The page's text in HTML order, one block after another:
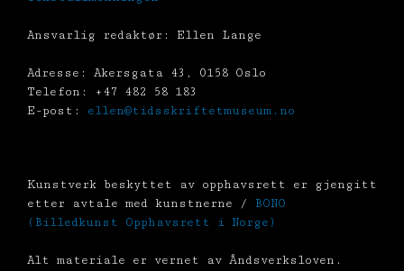
Ansvarlig redaktør: Ellen Lange
Adresse: Akersgata 43, 0158 Oslo
Telefon: +47 482 58 183
E-post: ellen@tidsskriftetmuseum.no
Kunstverk beskyttet av opphavsrett er gjengitt
etter avtale med kunstnerne / BONO
(Billedkunst Opphavsrett i Norge)
Alt materiale er vernet av Åndsverksloven.